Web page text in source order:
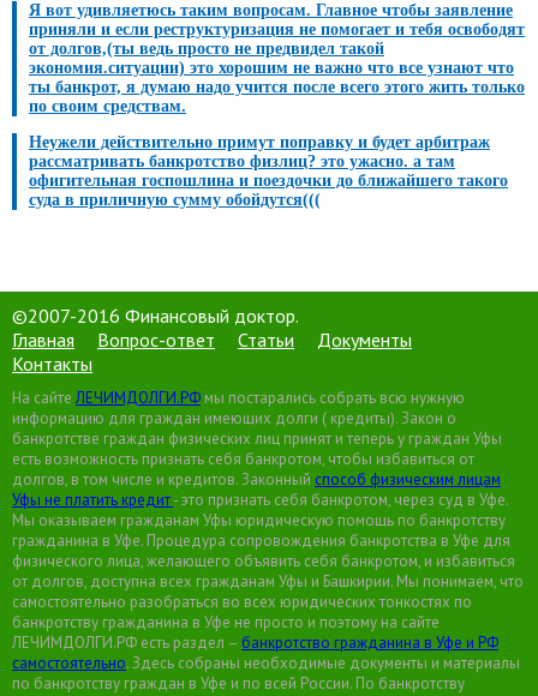
Я вот удивляетюсь таким вопросам. Главное чтобы заявление
приняли и если реструктуризация не помогает и тебя освободят
от долгов,(ты ведь просто не предвидел такой
экономия.ситуации) это хорошим не важно что все узнают что
ты банкрот, я думаю надо учится после всего этого жить только
по своим средствам.
Неужели действительно примут поправку и будет арбитраж
рассматривать банкротство физлиц? это ужасно. а там
офигительная госпошлина и поездочки до ближайшего такого
суда в приличную сумму обойдутся(((
©2007-2016 Финансовый доктор.
Главная
Вопрос-ответ Статьи
Документы
Контакты
На сайтеЛЕЧИМДОЛГИ.РФ мы постарались собрать всю нужную
информацию для граждан имеющих долги ( кредиты). Закон о
банкротстве граждан физических лиц принят и теперь у граждан Уфы
есть возможность признать себя банкротом, чтобы избавиться от
долгов, в том числе и кредитов. Законный способ физическим лицам
Уфы не платить кредит- это признать себя банкротом, через суд в Уфе.
Мы оказываем гражданам Уфы юридическую помощь по банкротству
гражданина в Уфе. Процедура сопровождения банкротства в Уфе для
физического лица, желающего объявить себя банкротом, и избавиться
от долгов, доступна всех гражданам Уфы и Башкирии. Мы понимаем, что
самостоятельно разобраться во всех юридических тонкостях по
банкротству гражданина в Уфе не просто и поэтому на сайте
ЛЕЧИМДОЛГИ.РФ есть раздел – банкротство гражданина в Уфе и РФ
самостоятельно. Здесь собраны необходимые документы и материалы
по банкротству граждан в Уфе и по всей России. По банкротству